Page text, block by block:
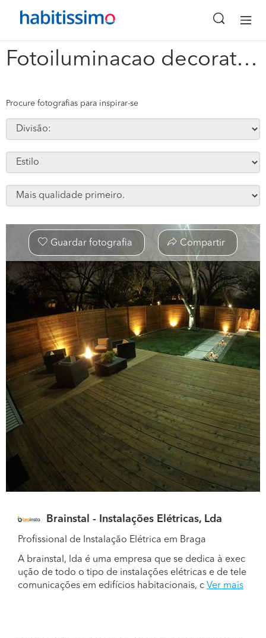
Fotoiluminacao decorativa #152016
x
Procure fotografias para inspirar-se
Guardar fotografia Compartir
Brainstal - Instalações Elétricas, Lda
Profissional de Instalação Elétrica em Braga
A brainstal, lda é uma empresa que se dedica à exec
ução de todo o tipo de instalações elétricas e de tele
comunicações em edifícios habitacionais, c Ver mais